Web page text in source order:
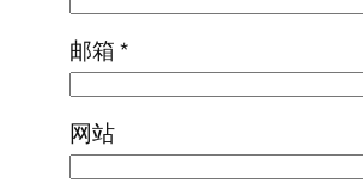
邮箱*
网站